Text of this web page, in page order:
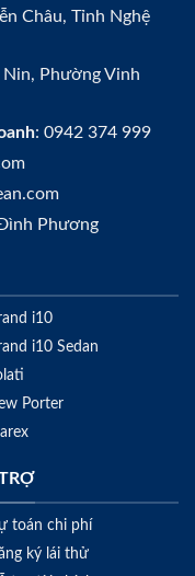
Châu, Tỉnh Nghệ
Phường Vinh
: 0942 374 999
Phương
i10
i10 Sedan
Porter
toán chi phí
ký lái thử